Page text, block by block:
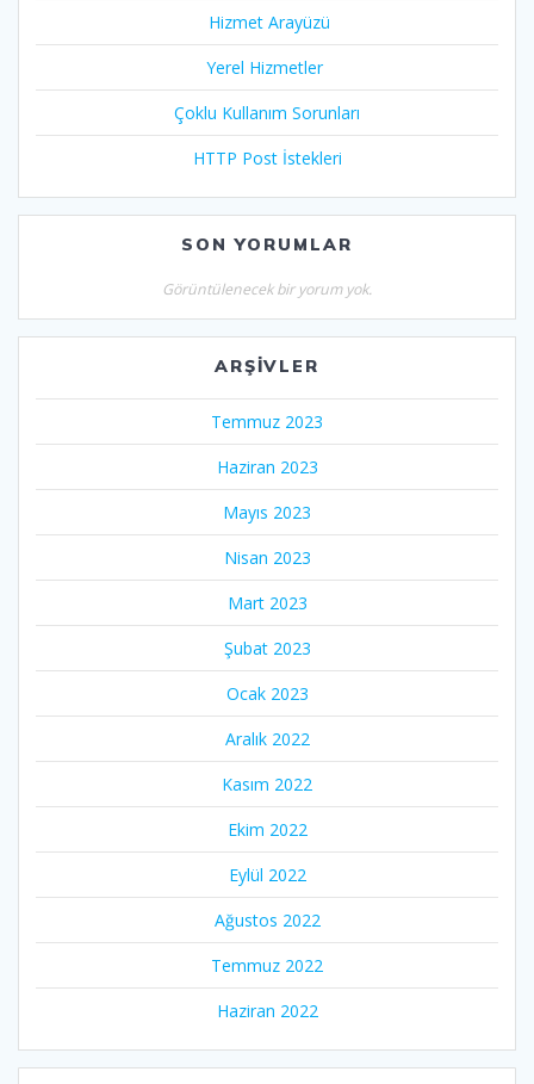
Hizmet Arayüzü
Yerel Hizmetler
Çoklu Kullanım Sorunları
HTTP Post İstekleri
SON YORUMLAR
Görüntülenecek bir yorum yok.
ARŞIVLER
Temmuz 2023
Haziran 2023
Mayıs 2023
Nisan 2023
Mart 2023
Şubat 2023
Ocak 2023
Aralık 2022
Kasım 2022
Ekim 2022
Eylül 2022
Ağustos 2022
Temmuz 2022
Haziran 2022